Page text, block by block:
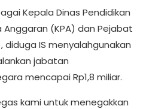
Kepala Dinas Pendidikan
Anggaran (KPA) dan Pejabat
IS menyalahgunakan
jabatan
mencapai Rp1,8 miliar.
kami untuk menegakkan